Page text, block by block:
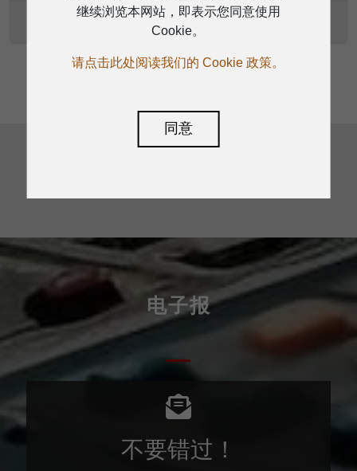
电子报
不要错过！
继续浏览本网站，即表示您同意使用
Cookie。
请点击此处阅读我们的 Cookie 政策。
同意